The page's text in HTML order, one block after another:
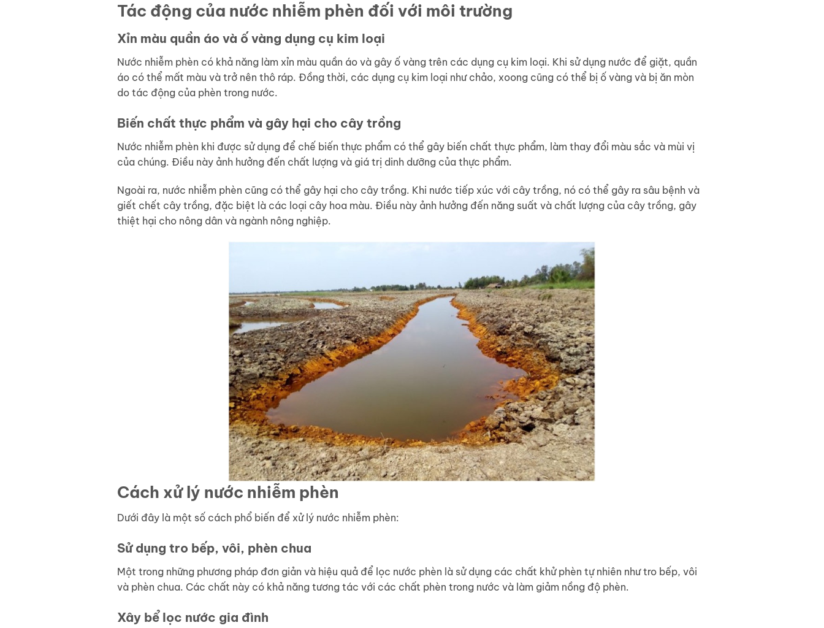
Tác động của nước nhiễm phèn đối với môi trường
Xỉn màu quần áo và ố vàng dụng cụ kim loại
Nước nhiễm phèn có khả năng làm xỉn màu quần áo và gây ố vàng trên các dụng cụ kim loại. Khi sử dụng nước để giặt, quần
áo có thể mất màu và trở nên thô ráp. Đồng thời, các dụng cụ kim loại như chảo, xoong cũng có thể bị ố vàng và bị ăn mòn
do tác động của phèn trong nước.
Biến chất thực phẩm và gây hại cho cây trồng
Nước nhiễm phèn khi được sử dụng để chế biến thực phẩm có thể gây biến chất thực phẩm, làm thay đổi màu sắc và mùi vị
của chúng. Điều này ảnh hưởng đến chất lượng và giá trị dinh dưỡng của thực phẩm.
Ngoài ra, nước nhiễm phèn cũng có thể gây hại cho cây trồng. Khi nước tiếp xúc với cây trồng, nó có thể gây ra sâu bệnh và
giết chết cây trồng, đặc biệt là các loại cây hoa màu. Điều này ảnh hưởng đến năng suất và chất lượng của cây trồng, gây
thiệt hại cho nông dân và ngành nông nghiệp.
Cách xử lý nước nhiễm phèn
Dưới đây là một số cách phổ biến để xử lý nước nhiễm phèn:
Sử dụng tro bếp, vôi, phèn chua
Một trong những phương pháp đơn giản và hiệu quả để lọc nước phèn là sử dụng các chất khử phèn tự nhiên như tro bếp, vôi
và phèn chua. Các chất này có khả năng tương tác với các chất phèn trong nước và làm giảm nồng độ phèn.
Xây bể lọc nước gia đình